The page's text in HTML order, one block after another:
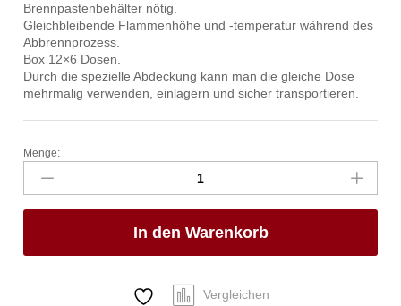
Brennpastenbehälter nötig.
Gleichbleibende Flammenhöhe und -temperatur während des
Abbrennprozess.
Box 12×6 Dosen.
Durch die spezielle Abdeckung kann man die gleiche Dose
mehrmalig verwenden, einlagern und sicher transportieren.
Flüssigbrennstoff
Docht,
HENDI,
±
Menge:
In den Warenkorb
Vergleichen